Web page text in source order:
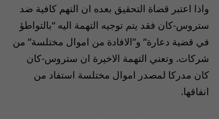
واذا اعتبر قضاة التحقيق بعده ان التهم كافية ضد
ستروس-كان فقد يتم توجيه التهمة اليه “بالتواطؤ
في قضية دعارة” و”الافادة من اموال مختلسة” من
شركات. وتعني التهمة الاخيرة ان ستروس-كان
كان مدركا لمصدر اموال مختلسة استفاد من
انفاقها.